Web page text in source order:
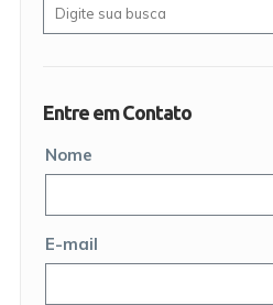
Entre em Contato
Nome
E-mail